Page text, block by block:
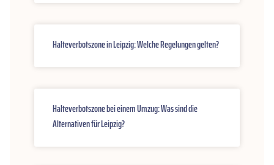
Halteverbotszone in Leipzig: Welche Regelungen gelten?
Halteverbotszone bei einem Umzug: Was sind die
Alternativen für Leipzig?